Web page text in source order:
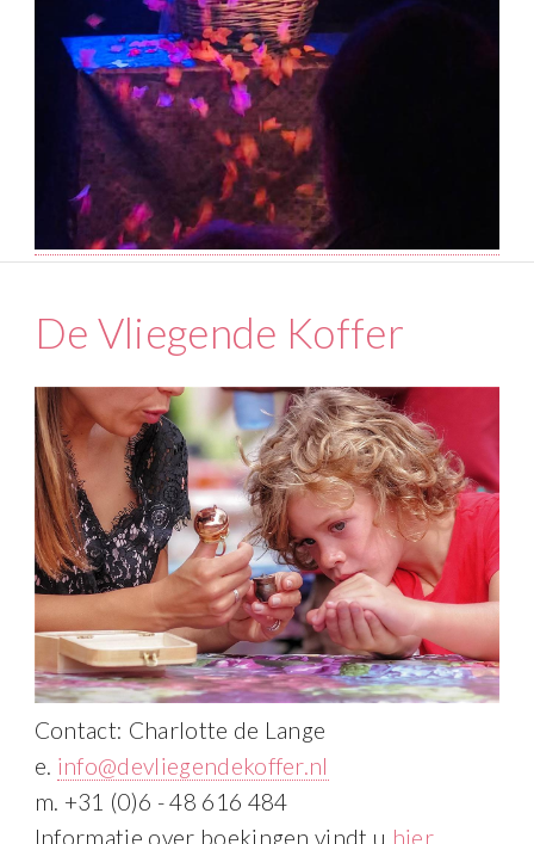
De Vliegende Koffer
Contact: Charlotte de Lange
e. info@devliegendekoffer.nl
m. +31 (0)6 - 48 616 484
Informatie over boekingen vindt u hier.